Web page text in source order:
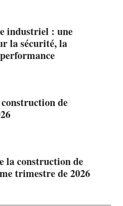
industriel : une
la sécurité, la
de
la construction de
trimestre de 2026